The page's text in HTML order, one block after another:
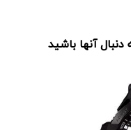
آنها باشید